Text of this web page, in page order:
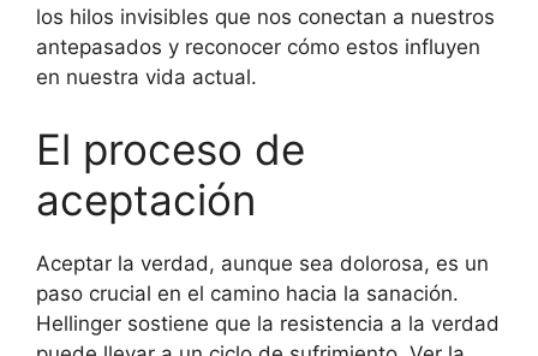
los hilos invisibles que nos conectan a nuestros
antepasados y reconocer cómo estos influyen
en nuestra vida actual.
El proceso de
aceptación
Aceptar la verdad, aunque sea dolorosa, es un
paso crucial en el camino hacia la sanación.
Hellinger sostiene que la resistencia a la verdad